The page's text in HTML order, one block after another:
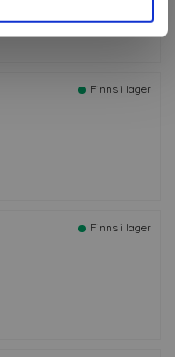
Finns i lager
Finns i lager